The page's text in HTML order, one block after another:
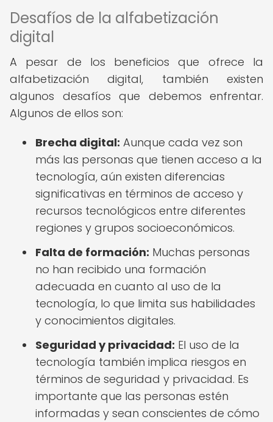
Desafíos de la alfabetización
digital
A pesar de los beneficios que ofrece la
alfabetización digital, también existen
algunos desafíos que debemos enfrentar.
Algunos de ellos son:
Brecha digital: Aunque cada vez son
más las personas que tienen acceso a la
tecnología, aún existen diferencias
significativas en términos de acceso y
recursos tecnológicos entre diferentes
regiones y grupos socioeconómicos.
Falta de formación: Muchas personas
no han recibido una formación
adecuada en cuanto al uso de la
tecnología, lo que limita sus habilidades
y conocimientos digitales.
Seguridad y privacidad: El uso de la
tecnología también implica riesgos en
términos de seguridad y privacidad. Es
importante que las personas estén
informadas y sean conscientes de cómo